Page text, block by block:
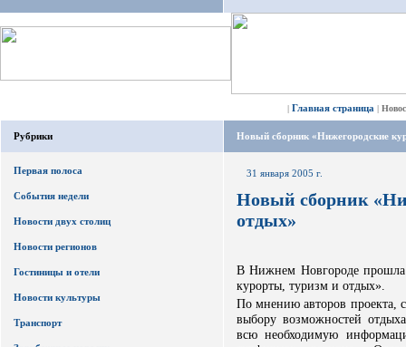
| Главная страница |
Рубрики
Первая полоса
События недели
Новости двух столиц
Новости регионов
Гостиницы и отели
Новости культуры
Транспорт
Новый сборник «Нижегородские
31 января 2005 г.
Новый сборник
отдых»
В Нижнем Новгороде прошла
курорты, туризм и отдых».
По мнению авторов проекта,
выбору возможностей
всю необходимую